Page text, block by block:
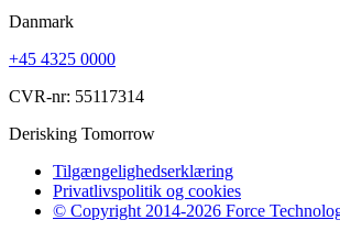
Danmark
+45 4325 0000
CVR-nr: 55117314
Derisking Tomorrow
Tilgængelighedserklæring
Privatlivspolitik og cookies
© Copyright 2014-2026 Force